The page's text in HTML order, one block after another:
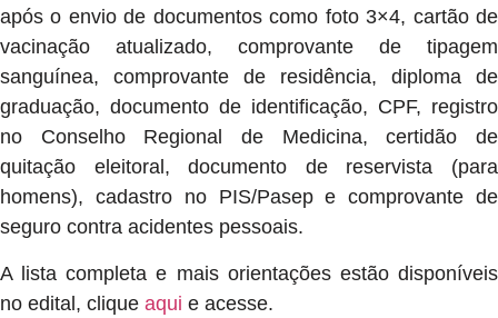
após o envio de documentos como foto 3×4, cartão de
vacinação atualizado, comprovante de tipagem
sanguínea, comprovante de residência, diploma de
graduação, documento de identificação, CPF, registro
no Conselho Regional de Medicina, certidão de
quitação eleitoral, documento de reservista (para
homens), cadastro no PIS/Pasep e comprovante de
seguro contra acidentes pessoais.
A lista completa e mais orientações estão disponíveis
no edital, clique aqui e acesse.